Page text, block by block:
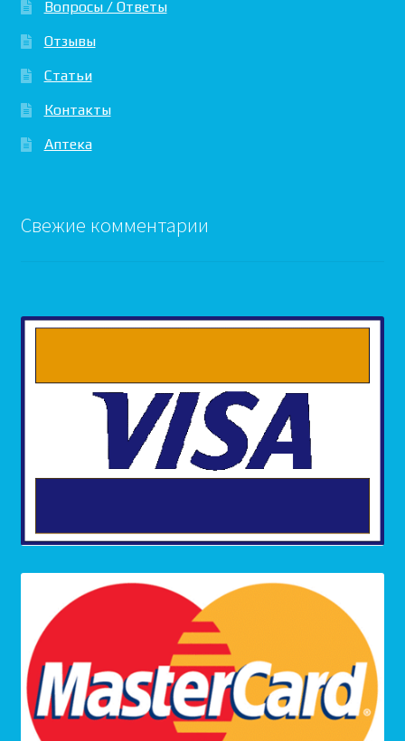
Вопросы / Ответы
Отзывы
Статьи
Контакты
Аптека
Свежие комментарии